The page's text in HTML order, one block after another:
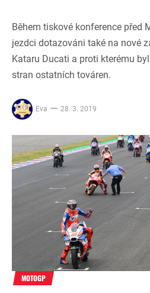
Během tiskové konference před
jezdci dotazováni také na nové
Kataru Ducati a proti kterému
stran ostatních továren.
Eva 28. 3. 2019
MOTOGP